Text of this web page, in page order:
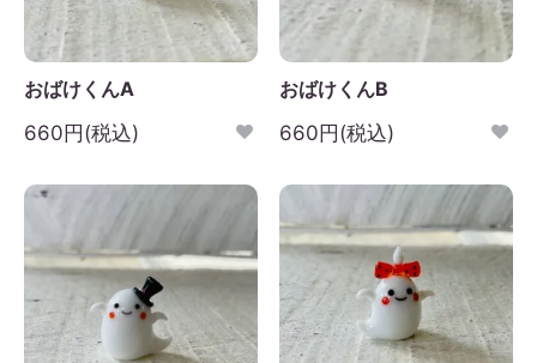
おばけくんA
660円(税込)
おばけくんB
660円(税込)